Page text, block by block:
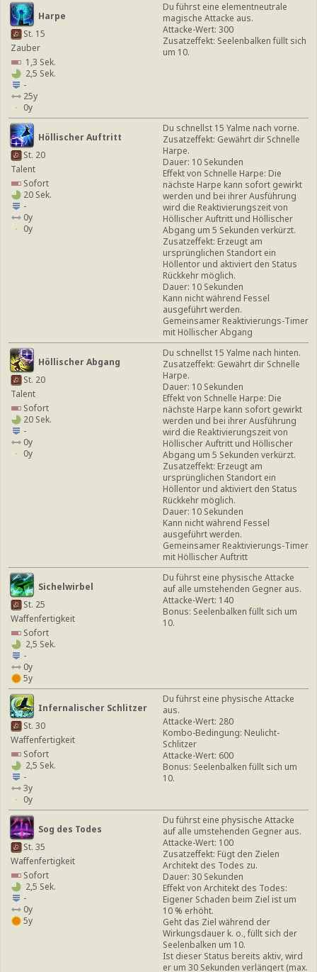
Harpe
St. 15
Zauber
1,3 Sek.
2,5 Sek.
-
25y
0y
Du führst eine elementneutrale
magische Attacke aus.
Attacke-Wert: 300
Zusatzeffekt: Seelenbalken füllt sich
um 10.
Höllischer Auftritt
St. 20
Talent
Sofort
20 Sek.
-
0y
0y
Du schnellst 15 Yalme nach vorne.
Zusatzeffekt: Gewährt dir Schnelle
Harpe.
Dauer: 10 Sekunden
Effekt von Schnelle Harpe: Die
nächste Harpe kann sofort gewirkt
werden und bei ihrer Ausführung
wird die Reaktivierungszeit von
Höllischer Auftritt und Höllischer
Abgang um 5 Sekunden verkürzt.
Zusatzeffekt: Erzeugt am
ursprünglichen Standort ein
Höllentor und aktiviert den Status
Rückkehr möglich.
Dauer: 10 Sekunden
Kann nicht während Fessel
ausgeführt werden.
Gemeinsamer Reaktivierungs-Timer
mit Höllischer Abgang
Höllischer Abgang
St. 20
Talent
Sofort
20 Sek.
-
0y
0y
Du schnellst 15 Yalme nach hinten.
Zusatzeffekt: Gewährt dir Schnelle
Harpe.
Dauer: 10 Sekunden
Effekt von Schnelle Harpe: Die
nächste Harpe kann sofort gewirkt
werden und bei ihrer Ausführung
wird die Reaktivierungszeit von
Höllischer Auftritt und Höllischer
Abgang um 5 Sekunden verkürzt.
Zusatzeffekt: Erzeugt am
ursprünglichen Standort ein
Höllentor und aktiviert den Status
Rückkehr möglich.
Dauer: 10 Sekunden
Kann nicht während Fessel
ausgeführt werden.
Gemeinsamer Reaktivierungs-Timer
mit Höllischer Auftritt
Sichelwirbel
St. 25
Waffenfertigkeit
Sofort
2,5 Sek.
-
0y
5y
Du führst eine physische Attacke
auf alle umstehenden Gegner aus.
Attacke-Wert: 140
Bonus: Seelenbalken füllt sich um
10.
Infernalischer Schlitzer
St. 30
Waffenfertigkeit
Sofort
2,5 Sek.
-
3y
0y
Du führst eine physische Attacke
aus.
Attacke-Wert: 280
Kombo-Bedingung: Neulicht-
Schlitzer
Attacke-Wert: 600
Bonus: Seelenbalken füllt sich um
10.
Sog des Todes
St. 35
Waffenfertigkeit
Sofort
2,5 Sek.
-
0y
5y
Du führst eine physische Attacke
auf alle umstehenden Gegner aus.
Attacke-Wert: 100
Zusatzeffekt: Fügt den Zielen
Architekt des Todes zu.
Dauer: 30 Sekunden
Effekt von Architekt des Todes:
Eigener Schaden beim Ziel ist um
10 % erhöht.
Geht das Ziel während der
Wirkungsdauer k. o., füllt sich der
Seelenbalken um 10.
Ist dieser Status bereits aktiv, wird
er um 30 Sekunden verlängert (max.